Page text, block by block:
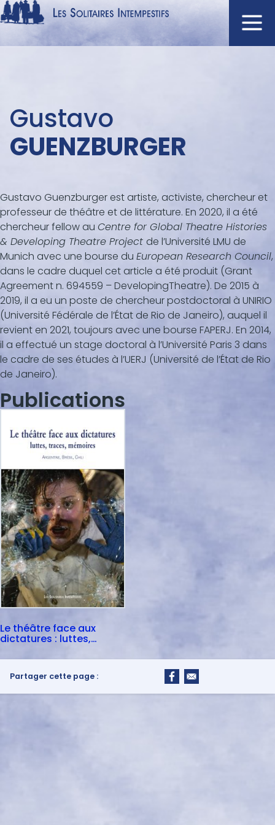
Aller
au
principal
Navigation
NOUVEAUTÉS
AUTEURS
À L'AFFICHE
DISTINCTIONS
CRITIQUES
PODCASTS
auteur
Gustavo
GUENZBURGER
Gustavo Guenzburger est artiste, activiste, chercheur et
professeur de théâtre et de littérature. En 2020, il a été
chercheur fellow au Centre for Global Theatre Histories
& Developing Theatre Project de l’Université LMU de
Munich avec une bourse du European Research Council,
dans le cadre duquel cet article a été produit (Grant
Agreement n. 694559 – DevelopingTheatre). De 2015 à
2019, il a eu un poste de chercheur postdoctoral à UNIRIO
(Université Fédérale de l’État de Rio de Janeiro), auquel il
revient en 2021, toujours avec une bourse FAPERJ. En 2014,
il a effectué un stage doctoral à l’Université Paris 3 dans
le cadre de ses études à l’UERJ (Université de l’État de Rio
de Janeiro).
Publications
Le théâtre face aux
dictatures : luttes,
Partager cette page :